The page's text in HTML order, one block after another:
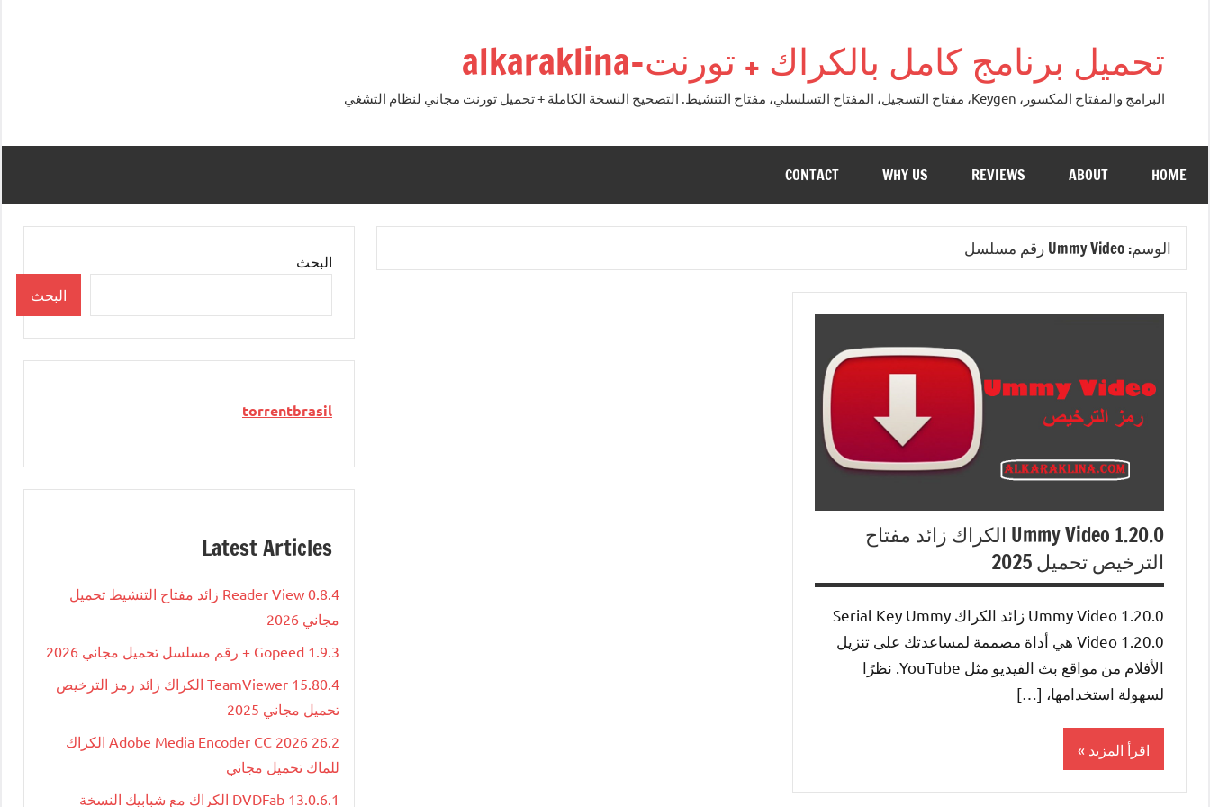
المحتوىتحميل برنامج كامل بالكراك + تورنت-alkaraklina
البرامج والمفتاح المكسور، Keygen، مفتاح التسجيل، المفتاح التسلسلي، مفتاح التنشيط. التصحيح النسخة الكاملة + تحميل تورنت مجاني لنظام التشغي
HOME
ABOUT
REVIEWS
WHY US
CONTACT
الوسم: Ummy Video رقم مسلسل
Ummy Video 1.20.0 الكراك زائد مفتاح
الترخيص تحميل 2025
Ummy Video 1.20.0 زائد الكراك Serial Key Ummy
Video 1.20.0 هي أداة مصممة لمساعدتك على تنزيل
الأفلام من مواقع بث الفيديو مثل YouTube. نظرًا
لسهولة استخدامها، […]
اقرأ المزيد
البحث
البحث
torrentbrasil
Latest Articles
Reader View 0.8.4 زائد مفتاح التنشيط تحميل
مجاني 2026
Gopeed 1.9.3 + رقم مسلسل تحميل مجاني 2026
TeamViewer 15.80.4 الكراك زائد رمز الترخيص
تحميل مجاني 2025
Adobe Media Encoder CC 2026 26.2 الكراك
للماك تحميل مجاني
DVDFab 13.0.6.1 الكراك مع شبابيك النسخة